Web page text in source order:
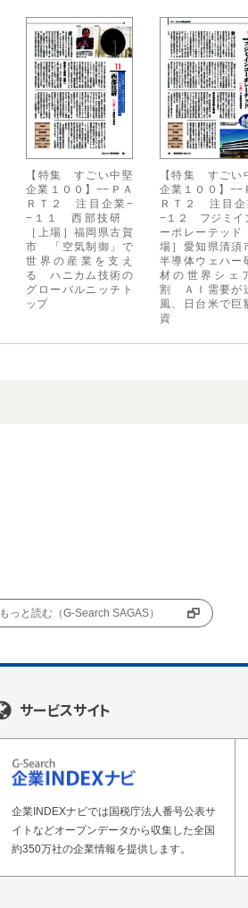
【特集 すごい中堅
企業１００】−−ＰＡ
ＲＴ２ 注目企業−
−１１ 西部技研
［上場］福岡県古賀
市 「空気制御」で
世界の産業を支え
る ハニカム技術の
グローバルニッチト
ップ
【特集 すごい
企業１００】−−
ＲＴ２ 注目企
−１２ フジミイ
ーポレーテッド
場］愛知県清
半導体ウェハー
材の世界シェ
割 ＡＩ需要が
風、日台米で巨
資
もっと読む（G-Search SAGAS）
サービスサイト
企業INDEXナビでは国税庁法人番号公表サ
イトなどオープンデータから収集した全国
約350万社の企業情報を提供します。